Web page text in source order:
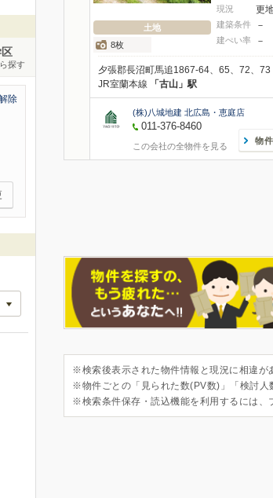
探す
除
土地
8枚
現況 更
建築条件 －
建ぺい率 －
夕張郡長沼町馬追1867-64、65、72、73
JR室蘭本線 「古山」駅
(株)八城地建 北広島・恵庭店
011-376-8460
この会社の全物件を見る
物
※検索後表示された物件情報と現況に相違が
※物件ごとの「見られた数(PV数)」「検討人
※検索条件保存・読込機能を利用するには、